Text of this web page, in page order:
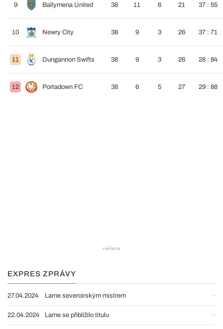
9 Ballymena United 38 11 6 21 37 : 55
10 Newry City 38 9 3 26 37 : 71
11 Dungannon Swifts 38 9 3 26 28 : 84
12 Portadown FC 38 6 5 27 29 : 88
EXPRES ZPRÁVY
27.04.2024 Larne severoirským mistrem
22.04.2024 Larne se přiblížilo titulu